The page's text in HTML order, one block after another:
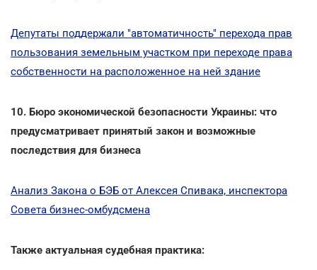
Депутаты поддержали "автоматичность" перехода прав
пользования земельным участком при переходе права
собственности на расположенное на ней здание
10. Бюро экономической безопасности Украины: что
предусматривает принятый закон и возможные
последствия для бизнеса
Анализ Закона о БЭБ от Алексея Спивака, инспектора
Совета бизнес-омбудсмена
Также актуальная судебная практика: